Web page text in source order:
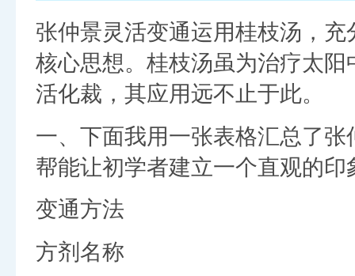
张仲景灵活变通运用桂枝汤，
核心思想。桂枝汤虽为治疗太
活化裁，其应用远不止于此。
一、下面我用一张表格汇总了
帮能让初学者建立一个直观的印
变通方法
方剂名称